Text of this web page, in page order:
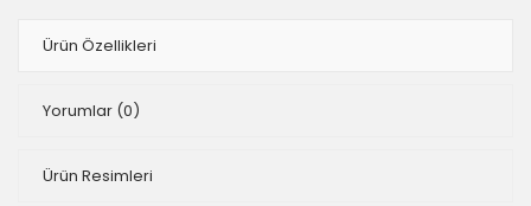
Ürün Özellikleri
Yorumlar (0)
Ürün Resimleri